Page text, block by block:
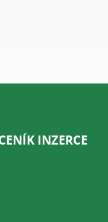
INZERCE